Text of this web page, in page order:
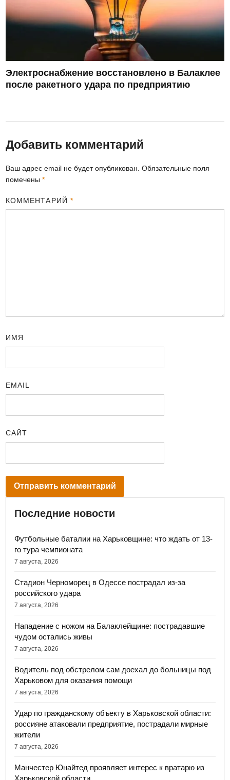
Электроснабжение восстановлено в Балаклее
после ракетного удара по предприятию
Добавить комментарий
Ваш адрес email не будет опубликован. Обязательные поля
помечены*
КОММЕНТАРИЙ *
ИМЯ
EMAIL
САЙТ
Последние новости
Футбольные баталии на Харьковщине: что ждать от 13-
го тура чемпионата
7 августа, 2026
Стадион Черноморец в Одессе пострадал из-за
российского удара
7 августа, 2026
Нападение с ножом на Балаклейщине: пострадавшие
чудом остались живы
7 августа, 2026
Водитель под обстрелом сам доехал до больницы под
Харьковом для оказания помощи
7 августа, 2026
Удар по гражданскому объекту в Харьковской области:
россияне атаковали предприятие, пострадали мирные
жители
7 августа, 2026
Манчестер Юнайтед проявляет интерес к вратарю из